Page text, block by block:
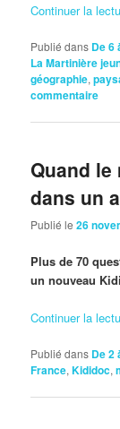
Continuer la
Publié dans De 6
La Martinière
géographie,
commentaire
Quand le
dans un
Publié le26
Plus de 70
un nouveau
Continuer la
Publié dans De 2
France,Kididoc,